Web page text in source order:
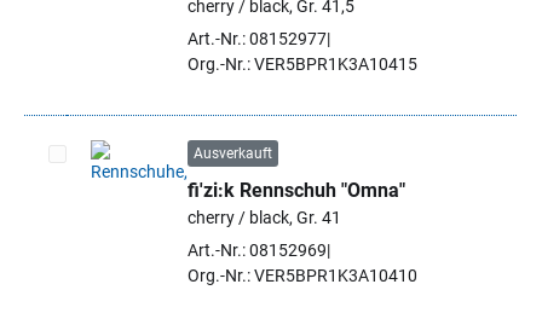
cherry / black, Gr. 41,5
Art.-Nr.: 08152977
Org.-Nr.: VER5BPR1K3A10415
Artikel auswählen
Ausverkauft
fi'zi:k Rennschuh "Omna"
cherry / black, Gr. 41
Art.-Nr.: 08152969
Org.-Nr.: VER5BPR1K3A10410